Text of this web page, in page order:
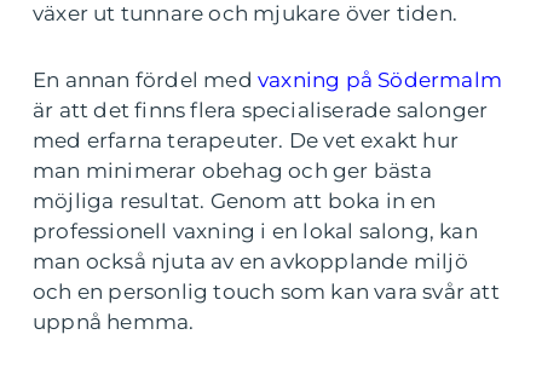
växer ut tunnare och mjukare över tiden.
En annan fördel med vaxning på Södermalm
är att det finns flera specialiserade salonger
med erfarna terapeuter. De vet exakt hur
man minimerar obehag och ger bästa
möjliga resultat. Genom att boka in en
professionell vaxning i en lokal salong, kan
man också njuta av en avkopplande miljö
och en personlig touch som kan vara svår att
uppnå hemma.